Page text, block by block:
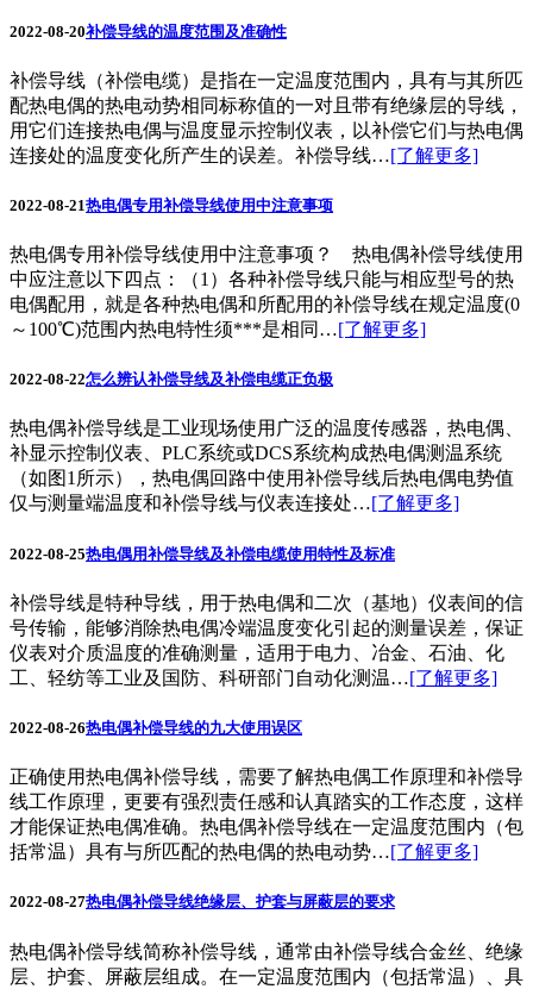
2022-08-20补偿导线的温度范围及准确性
补偿导线（补偿电缆）是指在一定温度范围内，具有与其所匹
配热电偶的热电动势相同标称值的一对且带有绝缘层的导线，
用它们连接热电偶与温度显示控制仪表，以补偿它们与热电偶
连接处的温度变化所产生的误差。补偿导线…[了解更多]
2022-08-21热电偶专用补偿导线使用中注意事项
热电偶专用补偿导线使用中注意事项？ 热电偶补偿导线使用
中应注意以下四点：（1）各种补偿导线只能与相应型号的热
电偶配用，就是各种热电偶和所配用的补偿导线在规定温度(0
～100℃)范围内热电特性须***是相同…[了解更多]
2022-08-22怎么辨认补偿导线及补偿电缆正负极
热电偶补偿导线是工业现场使用广泛的温度传感器，热电偶、
补显示控制仪表、PLC系统或DCS系统构成热电偶测温系统
（如图1所示），热电偶回路中使用补偿导线后热电偶电势值
仅与测量端温度和补偿导线与仪表连接处…[了解更多]
2022-08-25热电偶用补偿导线及补偿电缆使用特性及标准
补偿导线是特种导线，用于热电偶和二次（基地）仪表间的信
号传输，能够消除热电偶冷端温度变化引起的测量误差，保证
仪表对介质温度的准确测量，适用于电力、冶金、石油、化
工、轻纺等工业及国防、科研部门自动化测温…[了解更多]
2022-08-26热电偶补偿导线的九大使用误区
正确使用热电偶补偿导线，需要了解热电偶工作原理和补偿导
线工作原理，更要有强烈责任感和认真踏实的工作态度，这样
才能保证热电偶准确。热电偶补偿导线在一定温度范围内（包
括常温）具有与所匹配的热电偶的热电动势…[了解更多]
2022-08-27热电偶补偿导线绝缘层、护套与屏蔽层的要求
热电偶补偿导线简称补偿导线，通常由补偿导线合金丝、绝缘
层、护套、屏蔽层组成。在一定温度范围内（包括常温）、具